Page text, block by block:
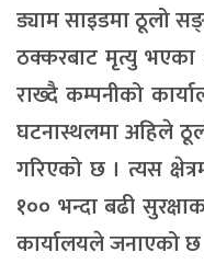
ड्याम साइडमा ठूलो
ठक्करबाट मृत्यु भएका
राख्दै कम्पनीको
घटनास्थलमा अहिले
गरिएको छ । त्यस
१०० भन्दा बढी
कार्यालयले जनाएको छ